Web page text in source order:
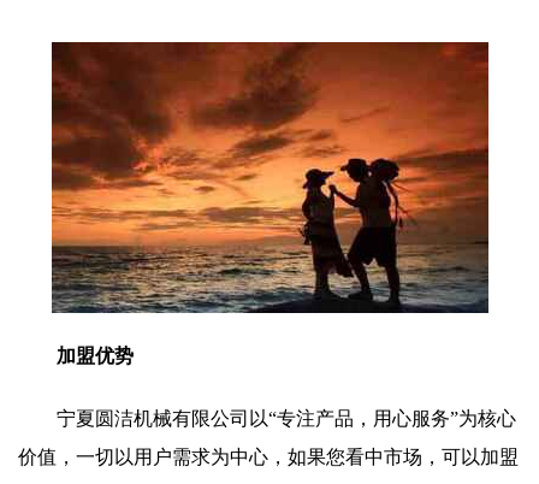
加盟优势
宁夏圆洁机械有限公司以“专注产品，用心服务”为核心
价值，一切以用户需求为中心，如果您看中市场，可以加盟